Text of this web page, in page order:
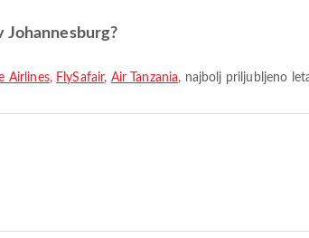
Airlines, FlySafair, Air Tanzania, najbolj priljubljeno